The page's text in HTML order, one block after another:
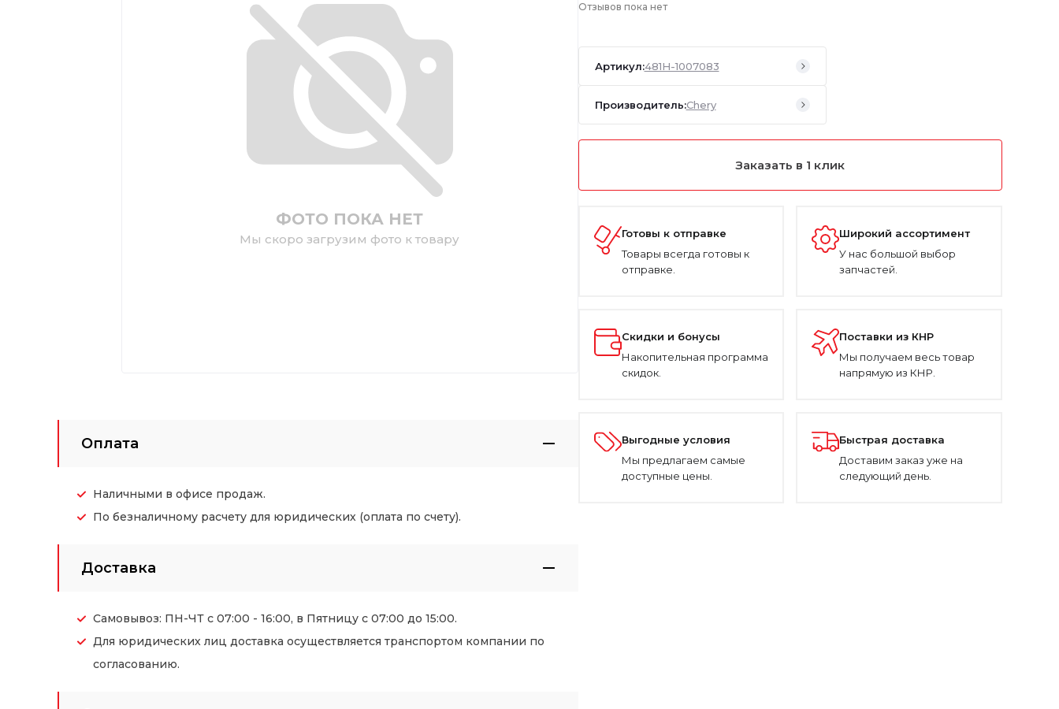
ФОТО ПОКА НЕТ
Мы скоро загрузим фото к товару
Оплата
Наличными в офисе продаж.
По безналичному расчету для юридических (оплата по счету).
Доставка
Самовывоз: ПН-ЧТ с 07:00 - 16:00, в Пятницу с 07:00 до 15:00.
Для юридических лиц доставка осуществляется транспортом компании по
согласованию.
Отзывов пока нет
Артикул:481H-1007083
Производитель:Chery
Заказать в 1 клик
Готовы к отправке
Товары всегда готовы к
отправке.
Широкий ассортимент
У нас большой выбор
запчастей.
Скидки и бонусы
Накопительная программа
скидок.
Поставки из КНР
Мы получаем весь товар
напрямую из КНР.
Выгодные условия
Мы предлагаем самые
доступные цены.
Быстрая доставка
Доставим заказ уже на
следующий день.